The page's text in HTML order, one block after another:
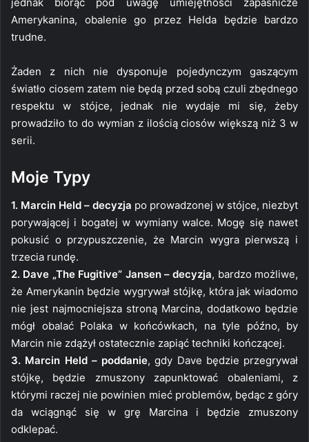
Amerykanina, obalenie go przez Helda będzie bardzo
trudne.
Żaden z nich nie dysponuje pojedynczym gaszącym
światło ciosem zatem nie będą przed sobą czuli zbędnego
respektu w stójce, jednak nie wydaje mi się, żeby
prowadziło to do wymian z ilością ciosów większą niż 3 w
serii.
Moje Typy
1. Marcin Held – decyzja po prowadzonej w stójce, niezbyt
porywającej i bogatej w wymiany walce. Mogę się nawet
pokusić o przypuszczenie, że Marcin wygra pierwszą i
trzecia rundę.
2. Dave „The Fugitive” Jansen – decyzja, bardzo możliwe,
że Amerykanin będzie wygrywał stójkę, która jak wiadomo
nie jest najmocniejsza stroną Marcina, dodatkowo będzie
mógł obalać Polaka w końcówkach, na tyle późno, by
Marcin nie zdążył ostatecznie zapiąć techniki kończącej.
3. Marcin Held – poddanie, gdy Dave będzie przegrywał
stójkę, będzie zmuszony zapunktować obaleniami, z
którymi raczej nie powinien mieć problemów, będąc z góry
da wciągnąć się w grę Marcina i będzie zmuszony
odklepać.